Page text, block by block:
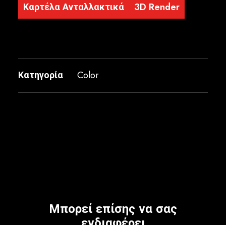
Καρτέλα Ανταλλακτικά
3D Render
Κατηγορία Color
Μπορεί επίσης να σας